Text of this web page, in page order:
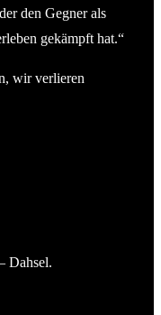
den Gegner als
gekämpft hat.“
wir verlieren
Dahsel.